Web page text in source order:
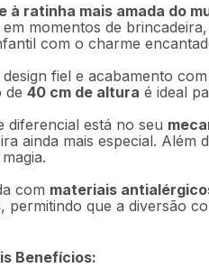
à ratinha mais amada do
momentos de
com o charme
fiel e acabamento com
de 40 cm de altura é ideal
diferencial está no seu
ainda mais especial. Além
com materiais
, permitindo que a diversão
Benefícios: